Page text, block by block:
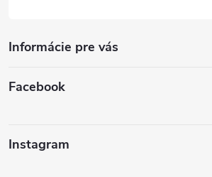
Informácie pre vás
Facebook
Instagram